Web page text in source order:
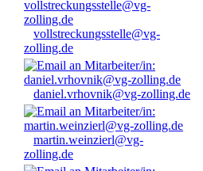
vollstreckungsstelle@vg-
zolling.de
daniel.vrhovnik@vg-zolling.de
martin.weinzierl@vg-
zolling.de